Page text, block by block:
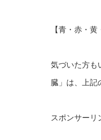
【青・赤・黄
気づいた方も
臓」は、上記
スポンサーリ